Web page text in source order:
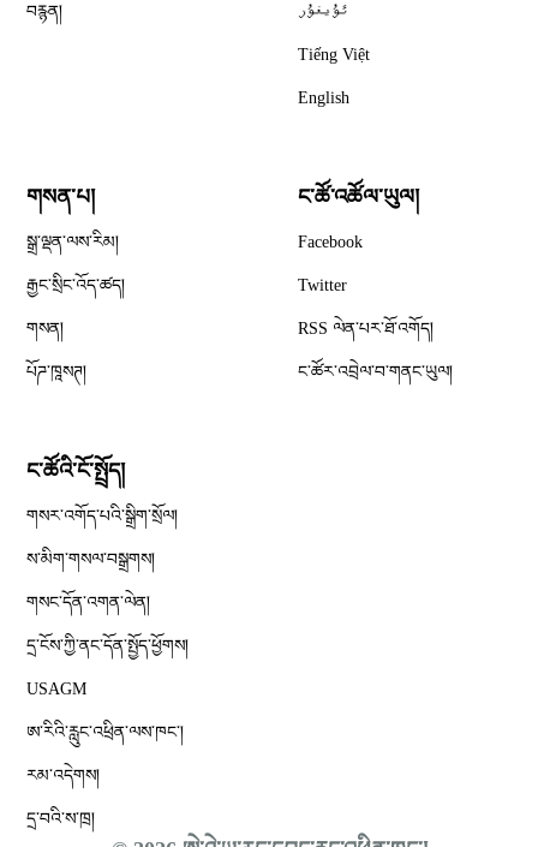
བརྙན། ئۇيغۇر
Tiếng Việt
English
གསན་པ།
སྒྲ་ལྡན་ལས་རིམ།
རྒྱང་སྲིང་འོད་ཚད།
གསན།
པོཌ་ཁཱསཊ།
ང་ཚོ་འཚོལ་ཡུལ།
Facebook
Twitter
RSS ལེན་པར་ཐོ་འགོད།
ང་ཚོར་འབྲེལ་བ་གནང་ཡུལ།
ང་ཚོའི་ངོ་སྤྲོད།
གསར་འགོད་པའི་སྒྲིག་སྲོལ།
ས་མིག་གསལ་བསྒྲགས།
གསང་དོན་འགན་ལེན།
དྲ་ངོས་ཀྱི་ནང་དོན་སྤྱོད་ཕྱོགས།
USAGM
ཨ་རིའི་རླུང་འཕྲིན་ལས་ཁང༌།
རམ་འདེགས།
དྲ་བའི་ས་ཁྲ།